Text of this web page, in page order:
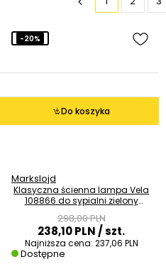
Do koszyka
-20%
Markslojd
Klasyczna ścienna lampa Vela
108866 do sypialni zielony
298,00 PLN
238,10 PLN/ szt.
Najniższa cena: 237,06 PLN
Dostępne